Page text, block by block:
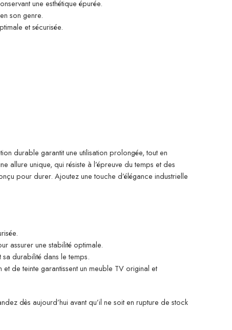
une esthétique épurée.
son genre.
et sécurisée.
durable garantit une utilisation prolongée, tout en
allure unique, qui résiste à l’épreuve du temps et des
pour durer. Ajoutez une touche d’élégance industrielle
assurer une stabilité optimale.
durabilité dans le temps.
de teinte garantissent un meuble TV original et
dès aujourd’hui avant qu’il ne soit en rupture de stock